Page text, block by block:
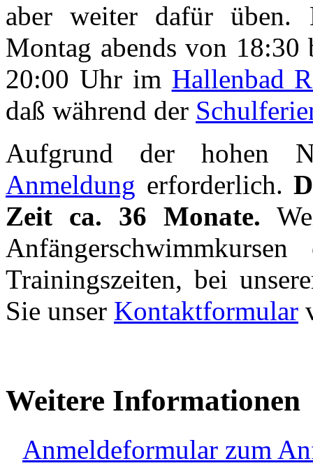
aber weiter dafür üben.
Montag abends von
20:00 Uhr im Hallenbad
daß während der
Aufgrund der hohen
Anmeldung erforderlich.
Zeit ca. 36 Monate.
Trainingszeiten, bei
Sie unser Kontaktformular
Weitere Informationen
Anmeldeformular zum